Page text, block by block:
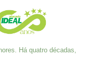
Há quatro décadas,